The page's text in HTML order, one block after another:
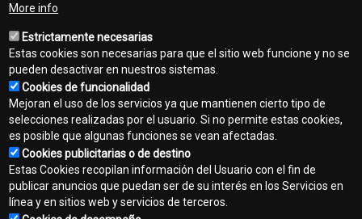
Año
2011
Horas
5.394
Contacto
More info
Estrictamente necesarias
Estas cookies son necesarias para que el sitio web funcione y no se
pueden desactivar en nuestros sistemas.
Cookies de funcionalidad
Mejoran el uso de los servicios ya que mantienen cierto tipo de
selecciones realizadas por el usuario. Si no permite estas cookies,
es posible que algunas funciones se vean afectadas.
Cookies publicitarias o de destino
Estas Cookies recopilan información del Usuario con el fin de
publicar anuncios que puedan ser de su interés en los Servicios en
línea y en sitios web y servicios de terceros.